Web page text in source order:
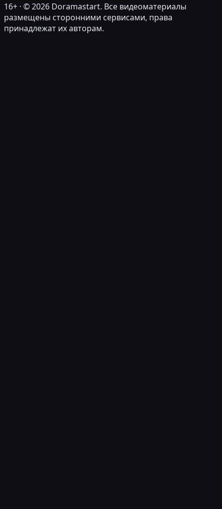
16+ · ©2026 Doramastart. Все видеоматериалы
размещены сторонними сервисами, права
принадлежат их авторам.